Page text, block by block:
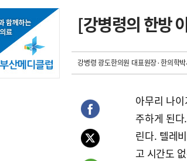
[강병령의 한방
강병령 광도한의원 대표원장·한의학
아무리 나
주하게 된
린다. 텔레
고 시간도